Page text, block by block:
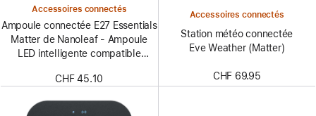
Accessoires connectés
Ampoule connectée E27 Essentials
Matter de Nanoleaf - Ampoule
LED intelligente compatible
couleur (pack de 3)
CHF 45.10
Accessoires connectés
Station météo connectée
Eve Weather (Matter)
CHF 69.95